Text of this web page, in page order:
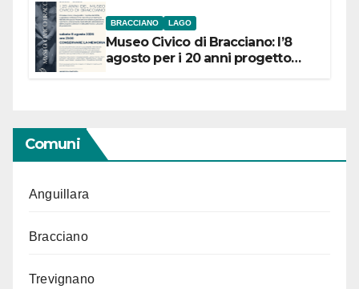
BRACCIANO LAGO
Museo Civico di Bracciano: l’8
agosto per i 20 anni progetto
Comuni
Anguillara
Bracciano
Trevignano